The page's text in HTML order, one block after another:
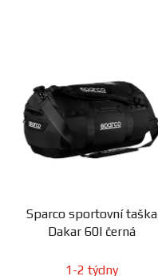
Sparco sportovní taška
Dakar 60l černá
1-2 týdny